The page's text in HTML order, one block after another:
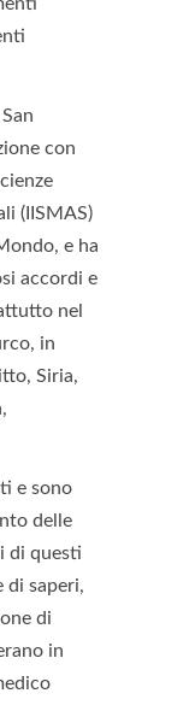
con
(IISMAS)
e ha
accordi e
nel
in
Siria,
e sono
delle
di questi
di saperi,
di
in